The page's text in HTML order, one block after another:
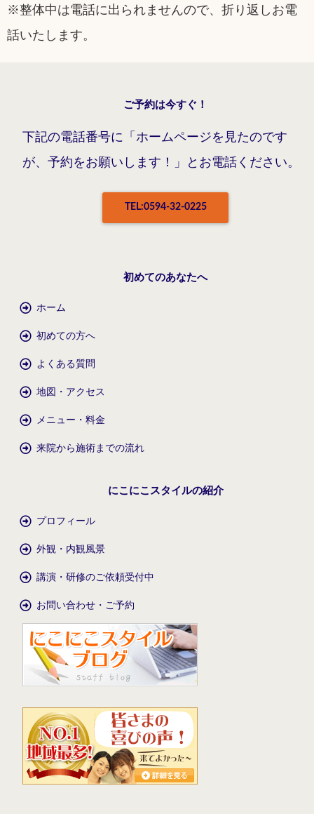
※整体中は電話に出られませんので、折り返しお電
話いたします。
ご予約は今すぐ！
下記の電話番号に「ホームページを見たのです
が、予約をお願いします！」とお電話ください。
TEL:0594-32-0225
初めてのあなたへ
ホーム
初めての方へ
よくある質問
地図・アクセス
メニュー・料金
来院から施術までの流れ
にこにこスタイルの紹介
プロフィール
外観・内観風景
講演・研修のご依頼受付中
お問い合わせ・ご予約